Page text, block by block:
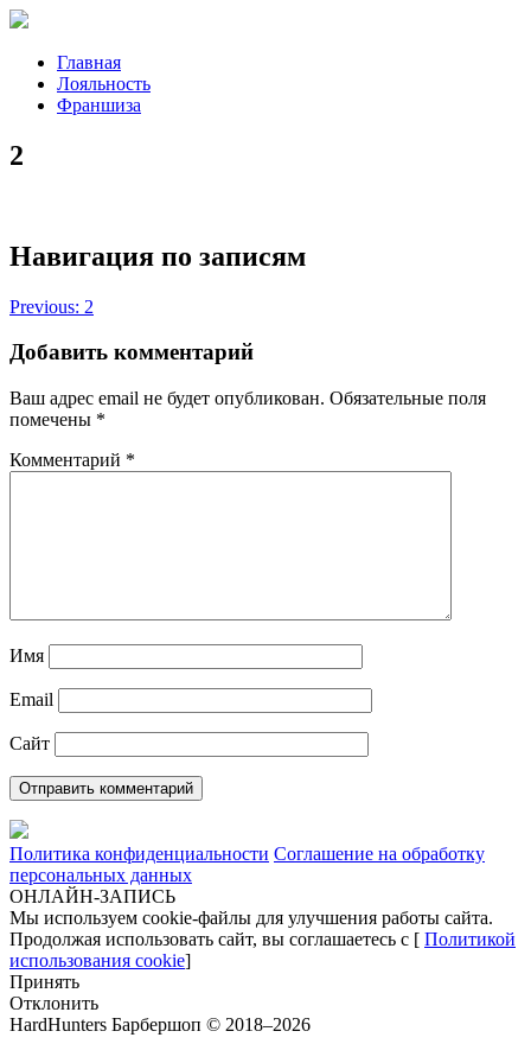
Главная
Лояльность
Франшиза
2
Навигация по записям
Previous: 2
Добавить комментарий
Ваш адрес email не будет опубликован. Обязательные поля
помечены *
Комментарий *
Имя
Email
Сайт
Политика конфиденциальности Соглашение на обработку
персональных данных
ОНЛАЙН-ЗАПИСЬ
Мы используем cookie-файлы для улучшения работы сайта.
Продолжая использовать сайт, вы соглашаетесь с [ Политикой
использования cookie]
Принять
Отклонить
HardHunters Барбершоп © 2018–2026